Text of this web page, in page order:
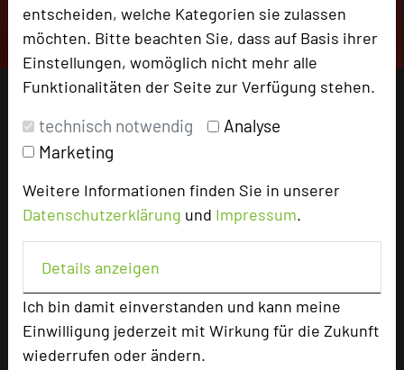
entscheiden, welche Kategorien sie zulassen
möchten. Bitte beachten Sie, dass auf Basis ihrer
Einstellungen, womöglich nicht mehr alle
Funktionalitäten der Seite zur Verfügung stehen.
technisch notwendig
Analyse
Marketing
Weitere Informationen finden Sie in unserer
Datenschutzerklärung und Impressum.
Details anzeigen
Ich bin damit einverstanden und kann meine
Einwilligung jederzeit mit Wirkung für die Zukunft
wiederrufen oder ändern.